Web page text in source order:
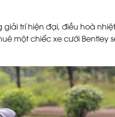
trí hiện đại, điều hoà
một chiếc xe cưới Bentley